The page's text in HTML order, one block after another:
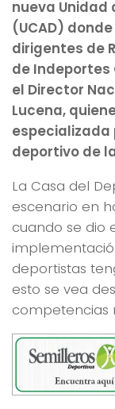
nueva Unidad
(UCAD)
dirigentes de
de Indeportes
el Director
Lucena,
deportivo de
La Casa del
escenario en
cuando se dio
deportistas
esto se vea
competencias